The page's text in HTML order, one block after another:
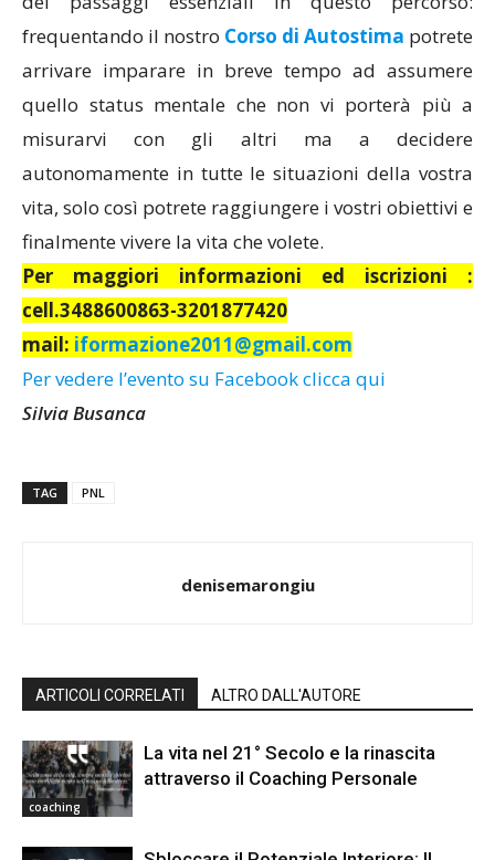
frequentando il nostro Corso di Autostima potrete
arrivare imparare in breve tempo ad assumere
quello status mentale che non vi porterà più a
misurarvi con gli altri ma a decidere
autonomamente in tutte le situazioni della vostra
vita, solo così potrete raggiungere i vostri obiettivi e
finalmente vivere la vita che volete.
Per maggiori informazioni ed iscrizioni :
cell.3488600863-3201877420
mail: iformazione2011@gmail.com
Per vedere l’evento su Facebook clicca qui
Silvia Busanca
TAG PNL
denisemarongiu
ARTICOLI CORRELATI ALTRO DALL'AUTORE
coaching
La vita nel 21° Secolo e la rinascita
attraverso il Coaching Personale